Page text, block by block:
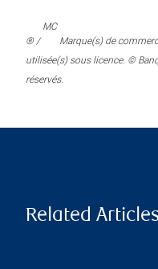
® /
MC
Marque(s) de
utilisée(s) sous licence. ©
réservés.
Related